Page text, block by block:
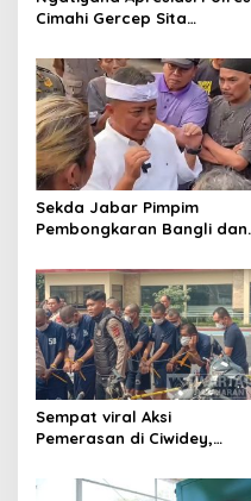
Cimahi Gercep Sita
Terbatas
Sekda Jabar Pimpim
Pembongkaran Bangli dan
Kiaracondong
Sempat viral Aksi
Pemerasan di Ciwidey,
Pelaku